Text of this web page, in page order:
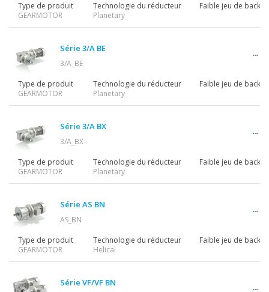
Accessoires
Autres séries
Type de produit
GEARMOTOR
Technologie du réducteur
Planetary
Faible jeu de
Série 3/A BE
3/A_BE
Type de produit
GEARMOTOR
Technologie du réducteur
Planetary
Faible jeu de
Série 3/A BX
3/A_BX
Type de produit
GEARMOTOR
Technologie du réducteur
Planetary
Faible jeu de
Série AS BN
AS_BN
Type de produit
GEARMOTOR
Technologie du réducteur
Helical
Faible jeu de
Série VF/VF BN